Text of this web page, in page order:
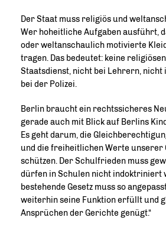
Der Staat muss religiös und
Wer hoheitliche Aufgaben ausführt,
oder weltanschaulich motivierte
tragen. Das bedeutet: keine
Staatsdienst, nicht bei Lehrern, nicht
bei der Polizei.
Berlin braucht ein rechtssicheres
gerade auch mit Blick auf Berlins
Es geht darum, die
und die freiheitlichen Werte unserer
schützen. Der Schulfrieden muss
dürfen in Schulen nicht indoktriniert
bestehende Gesetz muss so
weiterhin seine Funktion erfüllt und
Ansprüchen der Gerichte genügt.“